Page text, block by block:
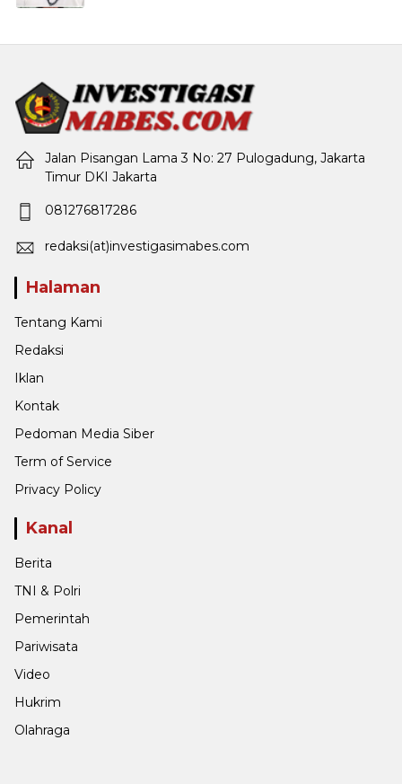
Jalan Pisangan Lama 3 No: 27 Pulogadung, Jakarta
Timur DKI Jakarta
081276817286
redaksi(at)investigasimabes.com
Halaman
Tentang Kami
Redaksi
Iklan
Kontak
Pedoman Media Siber
Term of Service
Privacy Policy
Kanal
Berita
TNI & Polri
Pemerintah
Pariwisata
Video
Hukrim
Olahraga